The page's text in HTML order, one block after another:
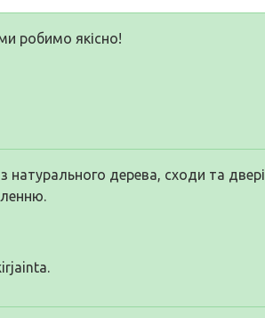
робимо якісно!
натурального дерева, сходи та двері